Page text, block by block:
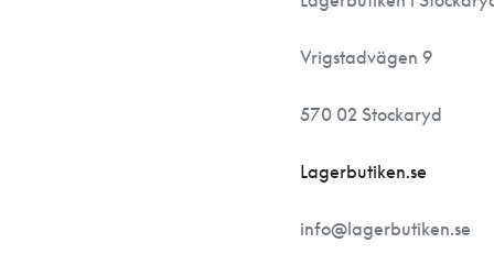
Vrigstadvägen 9
570 02 Stockaryd
Lagerbutiken.se
info@lagerbutiken.se